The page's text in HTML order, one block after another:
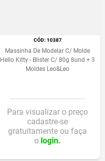
:10387
Massinha De Modelar C/ Molde
Hello Kitty - Blister C/ 80g 8und + 3
Moldes Leo&Leo
Para visualizar o preço
cadastre-se
gratuitamente ou faça
o login.